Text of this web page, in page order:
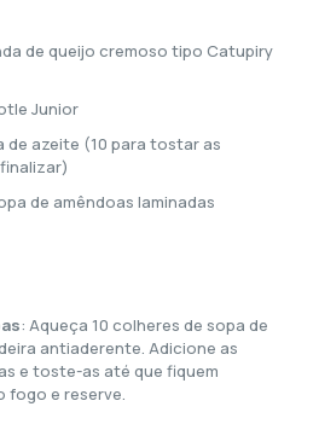
de queijo cremoso tipo Catupiry
Junior
de azeite (10 para tostar as
de amêndoas laminadas
: Aqueça 10 colheres de sopa de
antiaderente. Adicione as
e toste-as até que fiquem
fogo e reserve.